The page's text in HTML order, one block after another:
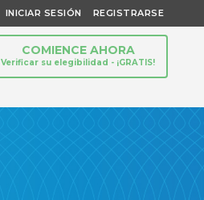
INICIAR SESIÓN REGISTRARSE
COMIENCE AHORA
Verificar su elegibilidad - ¡GRATIS!